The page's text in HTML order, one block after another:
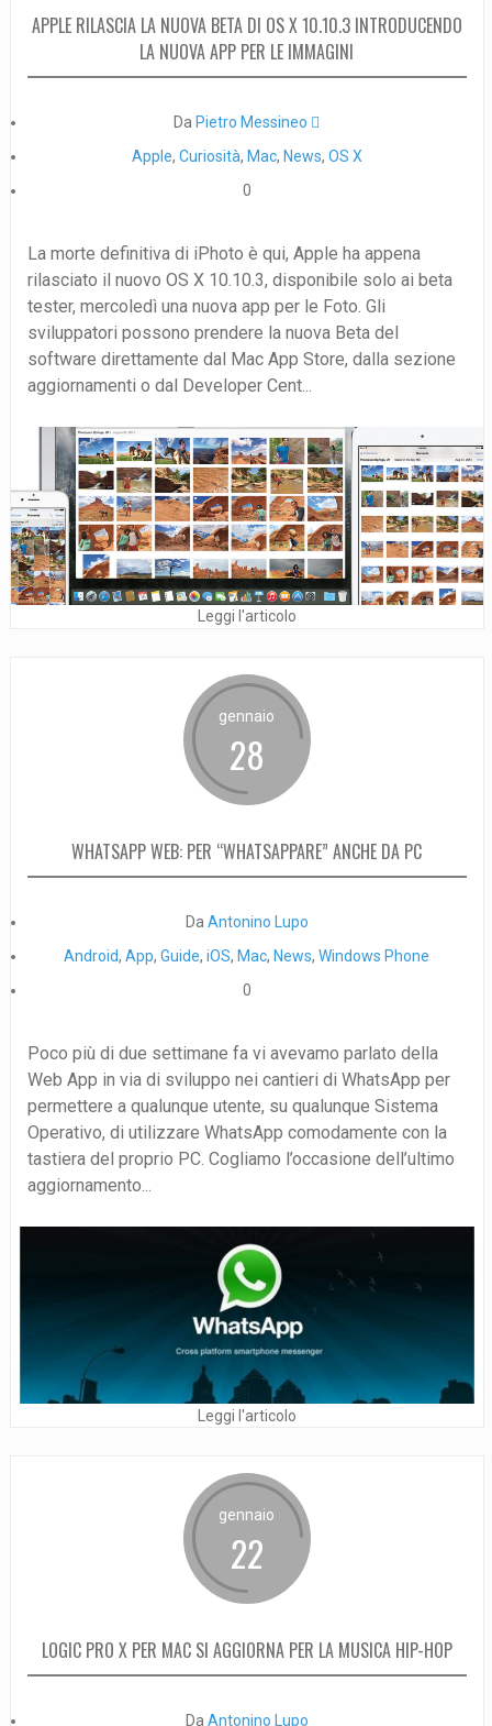
APPLE RILASCIA LA NUOVA BETA DI OS X 10.10.3 INTRODUCENDO
LA NUOVA APP PER LE IMMAGINI
Da Pietro Messineo 
Apple, Curiosità, Mac, News, OS X
0
La morte definitiva di iPhoto è qui, Apple ha appena
rilasciato il nuovo OS X 10.10.3, disponibile solo ai beta
tester, mercoledì una nuova app per le Foto. Gli
sviluppatori possono prendere la nuova Beta del
software direttamente dal Mac App Store, dalla sezione
aggiornamenti o dal Developer Cent...
Leggi l'articolo
gennaio
28
WHATSAPP WEB: PER “WHATSAPPARE” ANCHE DA PC
Da Antonino Lupo
Android,App,Guide,iOS,Mac,News,Windows Phone
0
Poco più di due settimane fa vi avevamo parlato della
Web App in via di sviluppo nei cantieri di WhatsApp per
permettere a qualunque utente, su qualunque Sistema
Operativo, di utilizzare WhatsApp comodamente con la
tastiera del proprio PC. Cogliamo l’occasione dell’ultimo
aggiornamento...
Leggi l'articolo
gennaio
22
LOGIC PRO X PER MAC SI AGGIORNA PER LA MUSICA HIP-HOP
Da Antonino Lupo